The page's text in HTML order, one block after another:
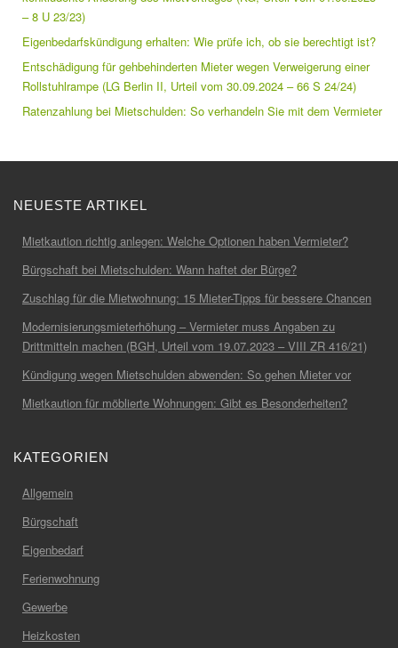
– 8 U 23/23)
Eigenbedarfskündigung erhalten: Wie prüfe ich, ob sie berechtigt ist?
Entschädigung für gehbehinderten Mieter wegen Verweigerung einer
Rollstuhlrampe (LG Berlin II, Urteil vom 30.09.2024 – 66 S 24/24)
Ratenzahlung bei Mietschulden: So verhandeln Sie mit dem Vermieter
NEUESTE ARTIKEL
Mietkaution richtig anlegen: Welche Optionen haben Vermieter?
Bürgschaft bei Mietschulden: Wann haftet der Bürge?
Zuschlag für die Mietwohnung: 15 Mieter-Tipps für bessere Chancen
Modernisierungsmieterhöhung – Vermieter muss Angaben zu
Drittmitteln machen (BGH, Urteil vom 19.07.2023 – VIII ZR 416/21)
Kündigung wegen Mietschulden abwenden: So gehen Mieter vor
Mietkaution für möblierte Wohnungen: Gibt es Besonderheiten?
KATEGORIEN
Allgemein
Bürgschaft
Eigenbedarf
Ferienwohnung
Gewerbe
Heizkosten